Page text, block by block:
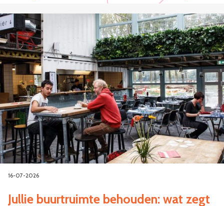
16-07-2026
Jullie buurtruimte behouden: wat zegt